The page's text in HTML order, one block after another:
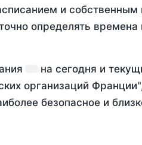
и
определять
на сегодня и
организаций
безопасное и